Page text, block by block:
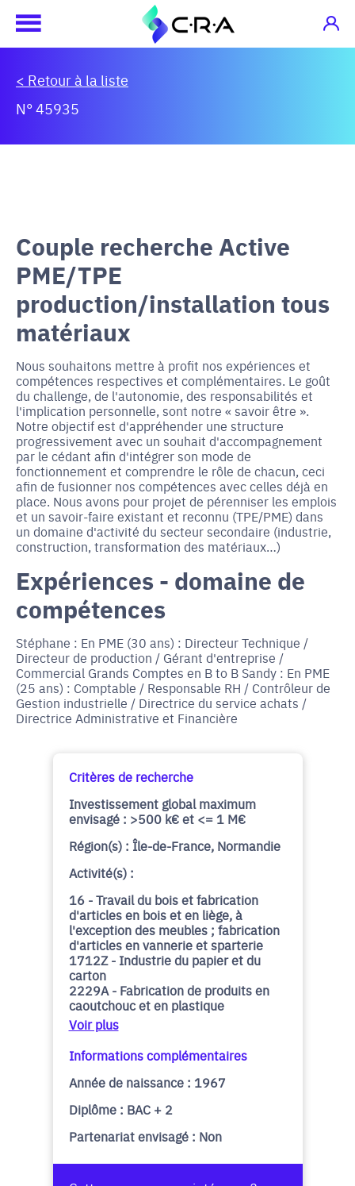
< Retour à la liste
N° 45935
Couple recherche Active
PME/TPE
production/installation tous
matériaux
Nous souhaitons mettre à profit nos expériences et
compétences respectives et complémentaires. Le goût
du challenge, de l'autonomie, des responsabilités et
l'implication personnelle, sont notre « savoir être ».
Notre objectif est d'appréhender une structure
progressivement avec un souhait d'accompagnement
par le cédant afin d'intégrer son mode de
fonctionnement et comprendre le rôle de chacun, ceci
afin de fusionner nos compétences avec celles déjà en
place. Nous avons pour projet de pérenniser les emplois
et un savoir-faire existant et reconnu (TPE/PME) dans
un domaine d'activité du secteur secondaire (industrie,
construction, transformation des matériaux…)
Expériences - domaine de
compétences
Stéphane : En PME (30 ans) : Directeur Technique /
Directeur de production / Gérant d'entreprise /
Commercial Grands Comptes en B to B Sandy : En PME
(25 ans) : Comptable / Responsable RH / Contrôleur de
Gestion industrielle / Directrice du service achats /
Directrice Administrative et Financière
Critères de recherche
Investissement global maximum
envisagé : >500 k€ et <= 1 M€
Région(s) : Île-de-France, Normandie
Activité(s) :
16 - Travail du bois et fabrication
d'articles en bois et en liège, à
l'exception des meubles ; fabrication
d'articles en vannerie et sparterie
1712Z - Industrie du papier et du
carton
2229A - Fabrication de produits en
caoutchouc et en plastique
Voir plus
Informations complémentaires
Année de naissance : 1967
Diplôme : BAC + 2
Partenariat envisagé : Non